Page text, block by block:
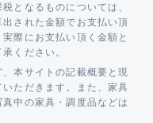
となるものについては、
された金額でお支払い頂
際にお支払い頂く金額と
ください。
本サイトの記載概要と現
ただきます。また、家具
中の家具・調度品などは